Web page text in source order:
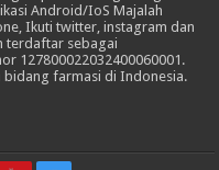
Android/IoS Majalah
Ikuti twitter, instagram dan
terdaftar sebagai
127800022032400060001.
bidang farmasi di Indonesia.